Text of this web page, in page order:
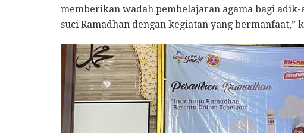
memberikan wadah pembelajaran agama bagi
suci Ramadhan dengan kegiatan yang bermanfaat,”